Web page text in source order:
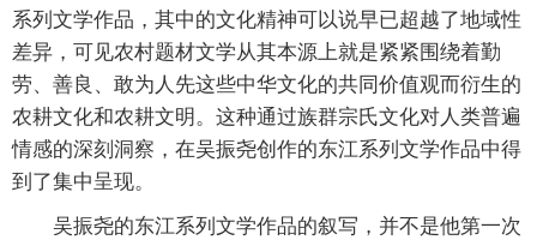
系列文学作品，其中的文化精神可以说早已超越了地域性
差异，可见农村题材文学从其本源上就是紧紧围绕着勤
劳、善良、敢为人先这些中华文化的共同价值观而衍生的
农耕文化和农耕文明。这种通过族群宗氏文化对人类普遍
情感的深刻洞察，在吴振尧创作的东江系列文学作品中得
到了集中呈现。
吴振尧的东江系列文学作品的叙写，并不是他第一次